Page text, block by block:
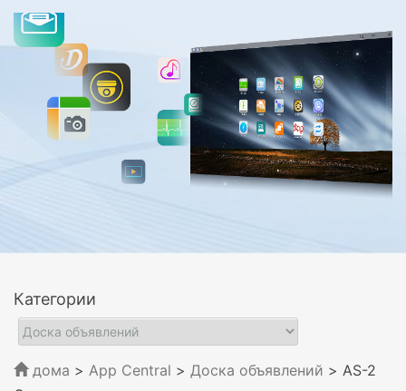
Категории
дома > App Central > Доска объявлений > AS-2